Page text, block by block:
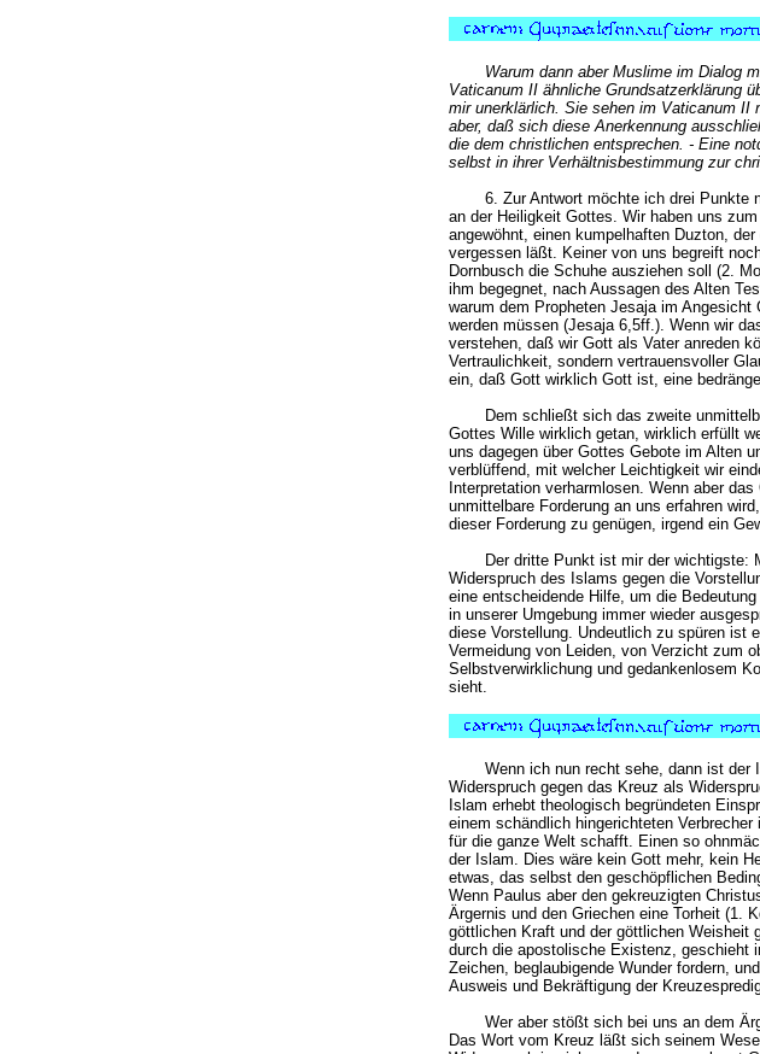
Warum dann aber Muslime im Dialog
Vaticanum II ähnliche Grundsatzerklärung
mir unerklärlich. Sie sehen im Vaticanum II
aber, daß sich diese Anerkennung
die dem christlichen entsprechen. - Eine
selbst in ihrer Verhältnisbestimmung zur
6. Zur Antwort möchte ich drei Punkte
an der Heiligkeit Gottes. Wir haben uns
angewöhnt, einen kumpelhaften Duzton,
vergessen läßt. Keiner von uns begreift
Dornbusch die Schuhe ausziehen soll (2.
ihm begegnet, nach Aussagen des Alten
warum dem Propheten Jesaja im
werden müssen (Jesaja 6,5ff.). Wenn wir
verstehen, daß wir Gott als Vater anreden
Vertraulichkeit, sondern vertrauensvoller
ein, daß Gott wirklich Gott ist, eine
Dem schließt sich das zweite
Gottes Wille wirklich getan, wirklich erfüllt
uns dagegen über Gottes Gebote im Alten
verblüffend, mit welcher Leichtigkeit wir
Interpretation verharmlosen. Wenn aber
unmittelbare Forderung an uns erfahren
dieser Forderung zu genügen, irgend ein
Der dritte Punkt ist mir der wichtigste:
Widerspruch des Islams gegen die
eine entscheidende Hilfe, um die
in unserer Umgebung immer wieder
diese Vorstellung. Undeutlich zu spüren ist
Vermeidung von Leiden, von Verzicht zum
Selbstverwirklichung und gedankenlosem
sieht.
Wenn ich nun recht sehe, dann ist der
Widerspruch gegen das Kreuz als
Islam erhebt theologisch begründeten
einem schändlich hingerichteten
für die ganze Welt schafft. Einen so
der Islam. Dies wäre kein Gott mehr, kein
etwas, das selbst den geschöpflichen
Wenn Paulus aber den gekreuzigten
Ärgernis und den Griechen eine Torheit (1.
göttlichen Kraft und der göttlichen Weisheit
durch die apostolische Existenz, geschieht
Zeichen, beglaubigende Wunder fordern,
Ausweis und Bekräftigung der
Wer aber stößt sich bei uns an dem
Das Wort vom Kreuz läßt sich seinem